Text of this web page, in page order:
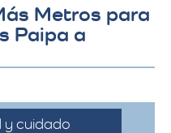
Metros para
Paipa a
y cuidado